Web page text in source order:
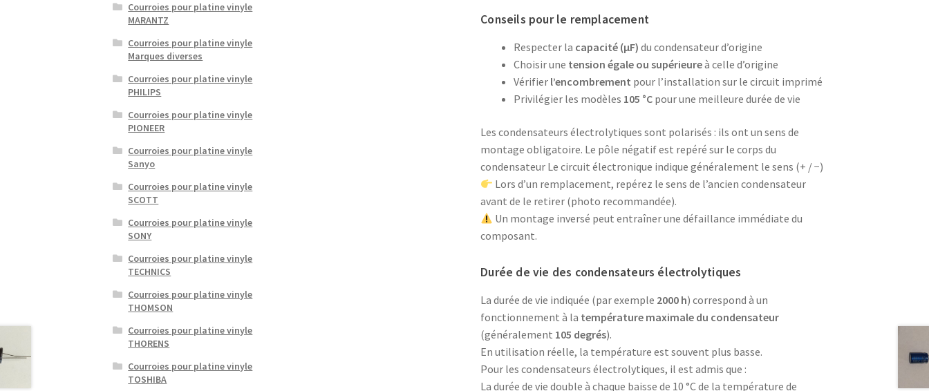
Conseils pour le remplacement
Respecter la capacité (µF) du condensateur d’origine
Choisir une tension égale ou supérieureà celle d’origine
Vérifier l’encombrement pour l’installation sur le circuit imprimé
Privilégier les modèles 105 °C pour une meilleure durée de vie
Les condensateurs électrolytiques sont polarisés : ils ont un sens de
montage obligatoire. Le pôle négatif est repéré sur le corps du
condensateur Le circuit électronique indique généralement le sens (+ / −)
Lors d’un remplacement, repérez le sens de l’ancien condensateur
avant de le retirer (photo recommandée).
Un montage inversé peut entraîner une défaillance immédiate du
composant.
Durée de vie des condensateurs électrolytiques
La durée de vie indiquée (par exemple 2000 h) correspond à un
fonctionnement à la température maximale du condensateur
(généralement 105 degrés).
En utilisation réelle, la température est souvent plus basse.
Pour les condensateurs électrolytiques, il est admis que :
La durée de vie double à chaque baisse de 10 °C de la température de
Courroies pour platine vinyle
MARANTZ
Courroies pour platine vinyle
Marques diverses
Courroies pour platine vinyle
PHILIPS
Courroies pour platine vinyle
PIONEER
Courroies pour platine vinyle
Sanyo
Courroies pour platine vinyle
SCOTT
Courroies pour platine vinyle
SONY
Courroies pour platine vinyle
TECHNICS
Courroies pour platine vinyle
THOMSON
Courroies pour platine vinyle
THORENS
Courroies pour platine vinyle
TOSHIBA